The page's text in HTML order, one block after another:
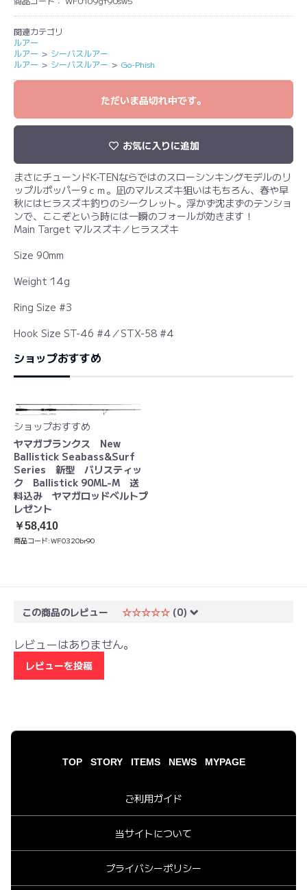
関連カテゴリ
ルアー
ルアー ＞ シーバスルアー
ルアー ＞ シーバスルアー ＞ Go-Phish
ただいま品切れ中です。
お気に入りに追加
まさにチューンドK-TENならではのスローシンキングモデルのリ
ップルポッパー9ｃｍ。凪のマルスズキ狙いはもちろん、春や早
秋にはヒラスズキ釣りのシークレット。浮かず沈まずのテンショ
ンで、ここぞという時には一瞬のフォールが効きます！
Main Target マルスズキ／ヒラスズキ
Size 90mm
Weight 14g
Ring Size #3
Hook Size ST-46 #4／STX-58 #4
ショップおすすめ
ショップおすすめ
ヤマガブランクス New
Ballistick Seabass&Surf
Series 新型 バリスティッ
ク Ballistick 90ML-M 送
料込み ヤマガロッドベルトプ
レゼント
￥58,410
商品コード:WF0320br90
この商品のレビュー ☆☆☆☆☆ (0)
レビューはありません。
レビューを投稿
TOP STORY ITEMS NEWS MYPAGE
ご利用ガイド
当サイトについて
プライバシーポリシー